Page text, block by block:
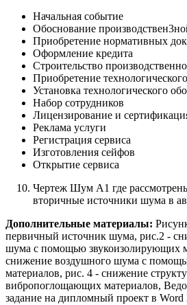
Начальная событие
Обоснование
Приобретение нормативных
Оформление кредита
Строительство
Приобретение
Установка технологического
Набор сотрудников
Лицензирование и
Реклама услуги
Регистрация сервиса
Изготовления сейфов
Открытие сервиса
Чертеж Шум А1 где
вторичные источники шума в
Дополнительные материалы:
первичный источник шума, рис.2 -
шума с помощью звукоизолирующих
снижение воздушного шума с
материалов, рис. 4 - снижение
вибропоглощающих материалов,
задание на дипломный проект в Word